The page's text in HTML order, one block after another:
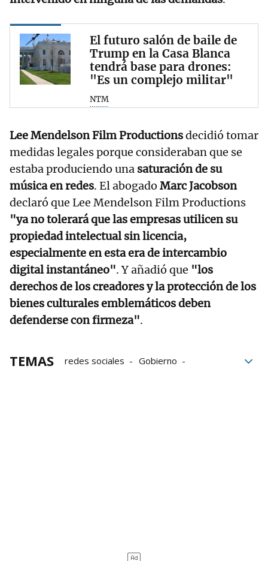
El futuro salón de baile de
Trump en la Casa Blanca
tendrá base para drones:
"Es un complejo militar"
NTM
Lee Mendelson Film Productionsdecidió tomar
medidas legales porque consideraban que se
estaba produciendo una saturación de su
música en redes. El abogado Marc Jacobson
declaró que Lee Mendelson Film Productions
"ya no tolerará que las empresas utilicen su
propiedad intelectual sin licencia,
especialmente en esta era de intercambio
digital instantáneo". Y añadió que "los
derechos de los creadores y la protección de los
bienes culturales emblemáticos deben
defenderse con firmeza".
TEMAS redes sociales
Gobierno